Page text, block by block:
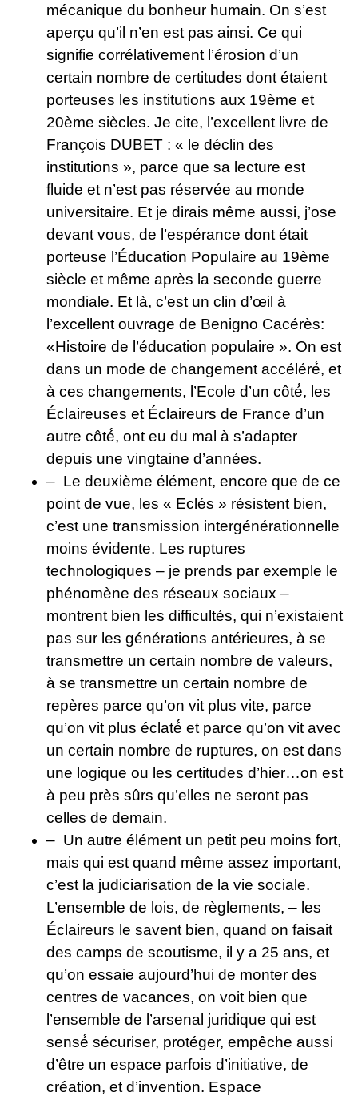
mécanique du bonheur humain. On s’est
aperçu qu’il n’en est pas ainsi. Ce qui
signifie corrélativement l’érosion d’un
certain nombre de certitudes dont étaient
porteuses les institutions aux 19ème et
20ème siècles. Je cite, l’excellent livre de
François DUBET : « le déclin des
institutions », parce que sa lecture est
fluide et n’est pas réservée au monde
universitaire. Et je dirais même aussi, j’ose
devant vous, de l’espérance dont était
porteuse l’Éducation Populaire au 19ème
siècle et même après la seconde guerre
mondiale. Et là, c’est un clin d’œil à
l’excellent ouvrage de Benigno Cacérès:
«Histoire de l’éducation populaire ». On est
dans un mode de changement accéléré́, et
à ces changements, l’Ecole d’un côté́, les
Éclaireuses et Éclaireurs de France d’un
autre côté́, ont eu du mal à s’adapter
depuis une vingtaine d’années.
– Le deuxième élément, encore que de ce
point de vue, les « Eclés » résistent bien,
c’est une transmission intergénérationnelle
moins évidente. Les ruptures
technologiques – je prends par exemple le
phénomène des réseaux sociaux –
montrent bien les difficultés, qui n’existaient
pas sur les générations antérieures, à se
transmettre un certain nombre de valeurs,
à se transmettre un certain nombre de
repères parce qu’on vit plus vite, parce
qu’on vit plus éclaté́ et parce qu’on vit avec
un certain nombre de ruptures, on est dans
une logique ou les certitudes d’hier…on est
à peu près sûrs qu’elles ne seront pas
celles de demain.
– Un autre élément un petit peu moins fort,
mais qui est quand même assez important,
c’est la judiciarisation de la vie sociale.
L’ensemble de lois, de règlements, – les
Éclaireurs le savent bien, quand on faisait
des camps de scoutisme, il y a 25 ans, et
qu’on essaie aujourd’hui de monter des
centres de vacances, on voit bien que
l’ensemble de l’arsenal juridique qui est
sensé́ sécuriser, protéger, empêche aussi
d’être un espace parfois d’initiative, de
création, et d’invention. Espace